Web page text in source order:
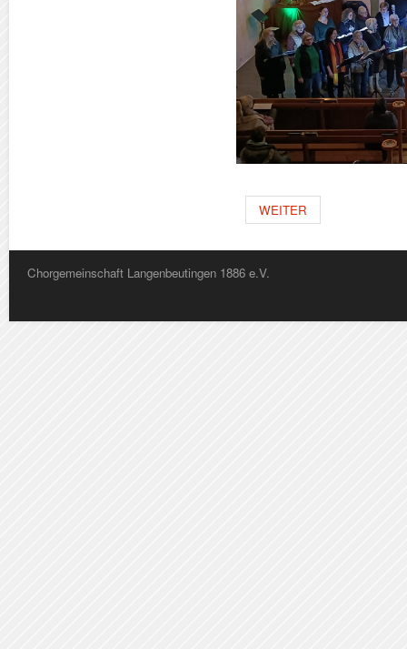
WEITER
Chorgemeinschaft Langenbeutingen 1886 e.V.